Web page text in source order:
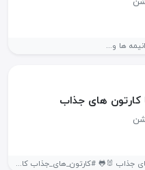
ها و...
کارتون های جذاب
جدیدترین کارتون های روز دنیا 🐸🐰 کارتون های جذاب 🐰🐸 #کارتون_های_جذاب کارتون...